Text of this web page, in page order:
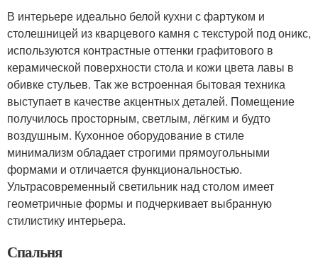
В интерьере идеально белой кухни с фартуком и
столешницей из кварцевого камня с текстурой под оникс,
используются контрастные оттенки графитового в
керамической поверхности стола и кожи цвета лавы в
обивке стульев. Так же встроенная бытовая техника
выступает в качестве акцентных деталей. Помещение
получилось просторным, светлым, лёгким и будто
воздушным. Кухонное оборудование в стиле
минимализм обладает строгими прямоугольными
формами и отличается функциональностью.
Ультрасовременный светильник над столом имеет
геометричные формы и подчеркивает выбранную
стилистику интерьера.
Спальня